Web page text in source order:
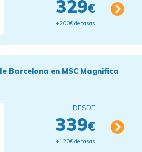
329€
+200€ de tasas
Barcelona en MSC Magnifica
DESDE
339€
+120€ de tasas